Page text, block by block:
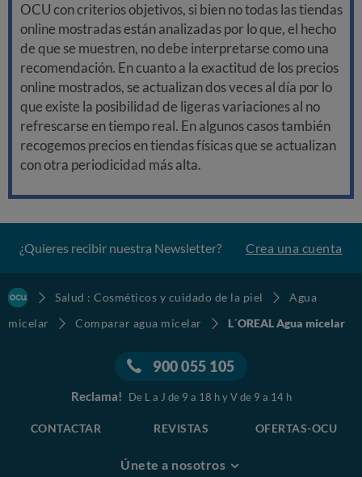
OCU con criterios objetivos, si bien no todas las tiendas
online mostradas están analizadas por lo que, el hecho
de que se muestren, no debe interpretarse como una
recomendación. En cuanto a la exactitud de los precios
online mostrados, se actualizan dos veces al día por lo
que existe la posibilidad de ligeras variaciones al no
refrescarse en tiempo real. En algunos casos también
recogemos precios en tiendas físicas que se actualizan
con otra periodicidad más alta.
¿Quieres recibir nuestra Newsletter? Crea una cuenta
Salud : Cosméticos y cuidado de la piel
Agua
micelar
Comparar agua micelar L´OREAL Agua micelar
900 055 105
Reclama! De L a J de 9 a 18 h y V de 9 a 14 h
CONTACTAR REVISTAS OFERTAS-OCU
Únete a nosotros